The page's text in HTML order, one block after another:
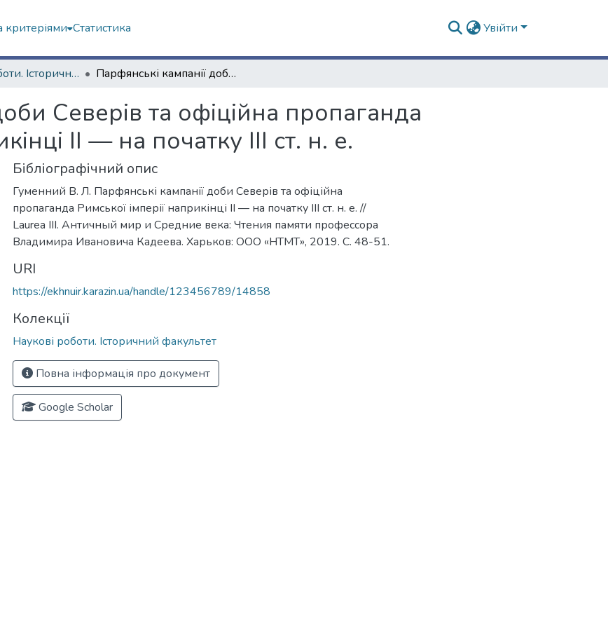
критеріями Статистика Увійти
Наукові роботи. Історичний факультет Парфянські кампанії доби Северів та офіційна пропаганда Римської імперії наприкінці ІІ — на початку ІІІ ст. н. е.
Северів та офіційна пропаганда
ІІ — на початку ІІІ ст. н. е.
Бібліографічний опис
Гуменний В. Л. Парфянські кампанії доби Северів та офіційна
пропаганда Римської імперії наприкінці ІІ — на початку ІІІ ст. н. е. //
Laurea III. Античный мир и Средние века: Чтения памяти профессора
Владимира Ивановича Кадеева. Харьков: ООО «НТМТ», 2019. С. 48-51.
URI
https://ekhnuir.karazin.ua/handle/123456789/14858
Колекції
Наукові роботи. Історичний факультет
Повна інформація про документ
Google Scholar